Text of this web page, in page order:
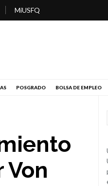
MiUSFQ
POSGRADO BOLSA DE EMPLEO